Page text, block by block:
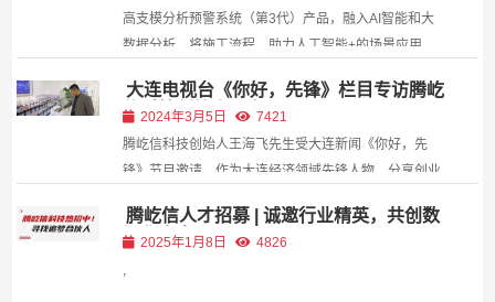
高支模分析预警系统（第3代）产品，融入AI智能和大
数据分析，将施工流程、助力人工智能+的场景应用、
知预测：地基沉降测点阈值设置，历史数据多维分析及
AI智能算法，根据危险等级进行预警提示，起到“提前感
知、...
大连电视台《你好，先锋》栏目专访腾屹
信科技创始人王海飞
2024年3月5日
7421
腾屹信科技创始人王海飞先生受大连新闻《你好，先
锋》节目邀请，作为大连经济领域先锋人物，分享创业
信科技创始人，作为80后创业者有幸受邀采访，分享创
业经历。 你好，先锋 从创业起初爬...
腾屹信人才招募 | 诚邀行业精英，共创数
智化未来！
2025年1月8日
4826